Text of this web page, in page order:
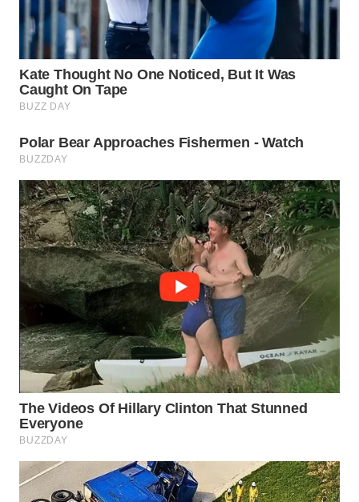
TEBING
TINGGI
WN
WN
KARAWANG
WN
BEKASI
WN
BOGOR
WN
DEPOK
WN
TAPANULI
UTARA
WN
SAMOSIR